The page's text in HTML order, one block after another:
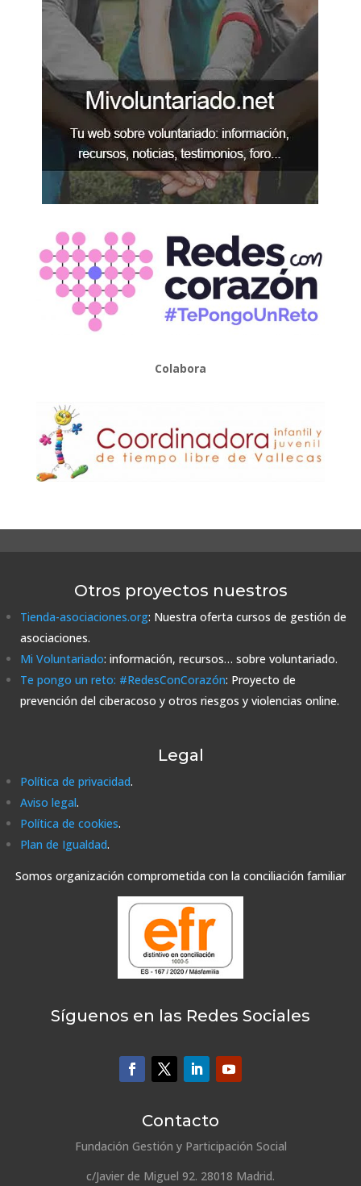
Colabora
Otros proyectos nuestros
Tienda-asociaciones.org: Nuestra oferta cursos de gestión de
asociaciones.
Mi Voluntariado: información, recursos… sobre voluntariado.
Te pongo un reto: #RedesConCorazón: Proyecto de
prevención del ciberacoso y otros riesgos y violencias online.
Legal
Política de privacidad.
Aviso legal.
Política de cookies.
Plan de Igualdad.
Somos organización comprometida con la conciliación familiar
Síguenos en las Redes Sociales
Contacto
Fundación Gestión y Participación Social
c/Javier de Miguel 92. 28018 Madrid.